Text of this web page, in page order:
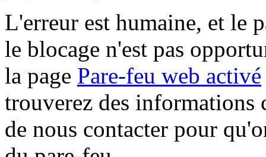
L'erreur est humaine, et le
le blocage n'est pas
la page Pare-feu web activé
trouverez des informations
de nous contacter pour